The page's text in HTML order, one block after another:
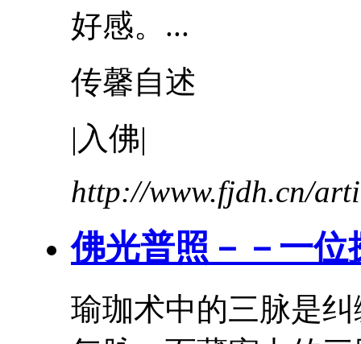
好感。...
传馨自述
| 入佛|
http://www.fjdh.cn/
佛光普照－－一
瑜珈术中的三脉是